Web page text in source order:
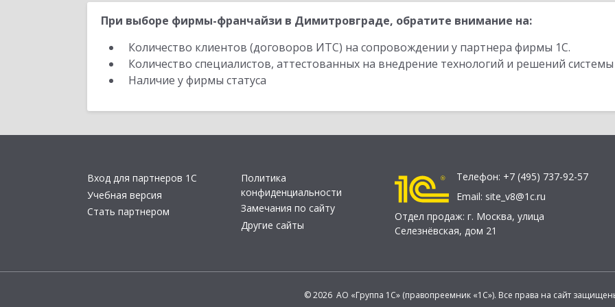
При выборе фирмы-франчайзи в Димитровграде, обратите внимание на:
Количество клиентов (договоров ИТС) на сопровождении у партнера фирмы 1С.
Количество специалистов, аттестованных на внедрение технологий и решений
Наличие у фирмы статуса
Вход для партнеров 1С
Учебная версия
Стать партнером
Политика
конфиденциальности
Замечания по сайту
Другие сайты
Телефон: +7 (495) 737-92-57
Email: site_v8@1c.ru
Отдел продаж: г. Москва, улица
Селезнёвская, дом 21
© 2026 АО «Группа 1С» (правопреемник «1С»). Все права на сайт